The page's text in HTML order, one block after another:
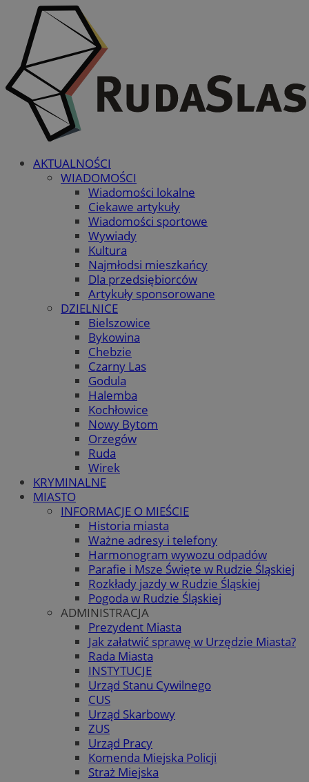
AKTUALNOŚCI
WIADOMOŚCI
Wiadomości lokalne
Ciekawe artykuły
Wiadomości sportowe
Wywiady
Kultura
Najmłodsi mieszkańcy
Dla przedsiębiorców
Artykuły sponsorowane
DZIELNICE
Bielszowice
Bykowina
Chebzie
Czarny Las
Godula
Halemba
Kochłowice
Nowy Bytom
Orzegów
Ruda
Wirek
KRYMINALNE
MIASTO
INFORMACJE O MIEŚCIE
Historia miasta
Ważne adresy i telefony
Harmonogram wywozu odpadów
Parafie i Msze Święte w Rudzie Śląskiej
Rozkłady jazdy w Rudzie Śląskiej
Pogoda w Rudzie Śląskiej
ADMINISTRACJA
Prezydent Miasta
Jak załatwić sprawę w Urzędzie Miasta?
Rada Miasta
INSTYTUCJE
Urząd Stanu Cywilnego
CUS
Urząd Skarbowy
ZUS
Urząd Pracy
Komenda Miejska Policji
Straż Miejska